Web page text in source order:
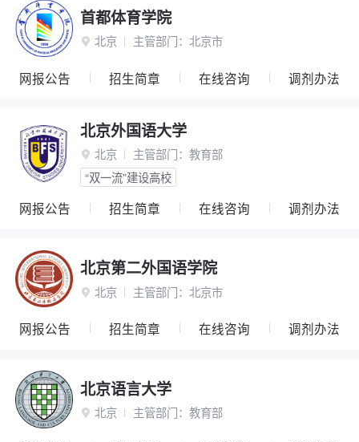
首都体育学院
 北京 主管部门： 北京市
网报公告 招生简章 在线咨询 调剂办法
北京外国语大学
 北京 主管部门： 教育部
“双一流”建设高校
网报公告 招生简章 在线咨询 调剂办法
北京第二外国语学院
 北京 主管部门： 北京市
网报公告 招生简章 在线咨询 调剂办法
北京语言大学
 北京 主管部门： 教育部